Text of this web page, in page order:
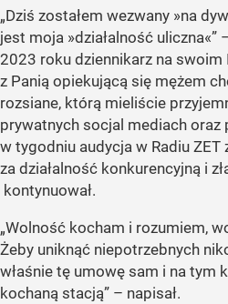
„Dziś zostałem wezwany »na
jest moja »działalność uliczna«”
2023 roku dziennikarz na
z Panią opiekującą się mężem
rozsiane, którą mieliście
prywatnych socjal mediach oraz
w tygodniu audycja w Radiu ZET
za działalność konkurencyjną i
kontynuował.
„Wolność kocham i rozumiem,
Żeby uniknąć niepotrzebnych
właśnie tę umowę sam i na tym
kochaną stacją” – napisał.